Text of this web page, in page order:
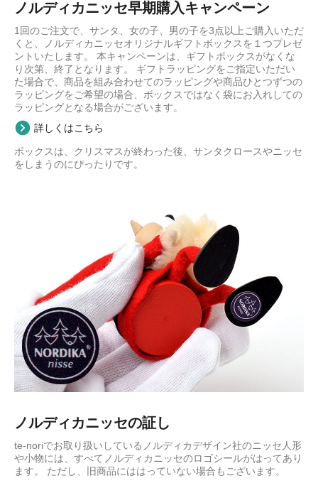
ノルディカニッセ早期購入キャンペーン
1回のご注文で、サンタ、女の子、男の子を3点以上ご購入いただ
くと、ノルディカニッセオリジナルギフトボックスを１つプレゼ
ントいたします。 本キャンペーンは、ギフトボックスがなくな
り次第、終了となります。 ギフトラッピングをご指定いただい
た場合で、商品を組み合わせてのラッピングや商品ひとつずつの
ラッピングをご希望の場合、ボックスではなく袋にお入れしての
ラッピングとなる場合がございます。
詳しくはこちら
ボックスは、クリスマスが終わった後、サンタクロースやニッセ
をしまうのにぴったりです。
ノルディカニッセの証し
te-noriでお取り扱いしているノルディカデザイン社のニッセ人形
や小物には、すべてノルディカニッセのロゴシールがはってあり
ます。 ただし、旧商品にははっていない場合もございます。